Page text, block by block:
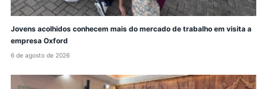
Jovens acolhidos conhecem mais do mercado de trabalho em visita a
empresa Oxford
6 de agosto de 2026